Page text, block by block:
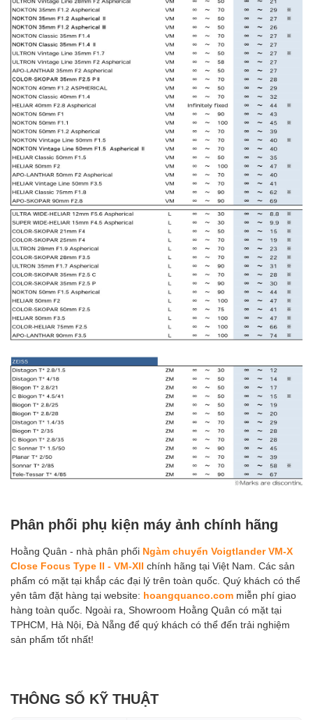
Phân phối phụ kiện máy ảnh chính hãng
Hoằng Quân - nhà phân phối Ngàm chuyển Voigtlander VM-X
Close Focus Type II - VM-XII chính hãng tại Việt Nam. Các sản
phẩm có mặt tại khắp các đại lý trên toàn quốc. Quý khách có thể
yên tâm đặt hàng tại website: hoangquanco.com miễn phí giao
hàng toàn quốc. Ngoài ra, Showroom Hoằng Quân có mặt tại
TPHCM, Hà Nội, Đà Nẵng để quý khách có thể đến trải nghiệm
sản phẩm tốt nhất!
THÔNG SỐ KỸ THUẬT